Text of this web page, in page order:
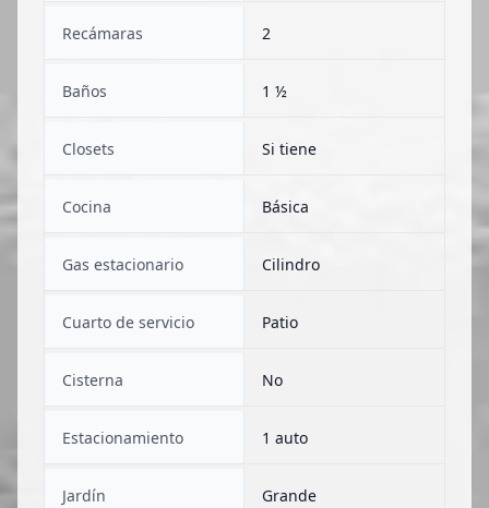
Recámaras 2
Baños 1 ½
Closets Si tiene
Cocina Básica
Gas estacionario Cilindro
Cuarto de servicio Patio
Cisterna No
Estacionamiento 1 auto
Jardín Grande